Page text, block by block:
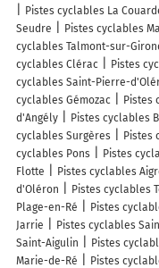
Pistes cyclables La
Seudre
Pistes cyclables
cyclables Talmont-sur-
cyclables Clérac
Pistes
cyclables Saint-Pierre-
cyclables Gémozac
Pistes
d'Angély
Pistes cyclables
cyclables Surgères
Pistes
cyclables Pons
Pistes
Flotte
Pistes cyclables
d'Oléron
Pistes cyclables
Plage-en-Ré
Pistes
Jarrie
Pistes cyclables
Saint-Aigulin
Pistes
Marie-de-Ré
Pistes